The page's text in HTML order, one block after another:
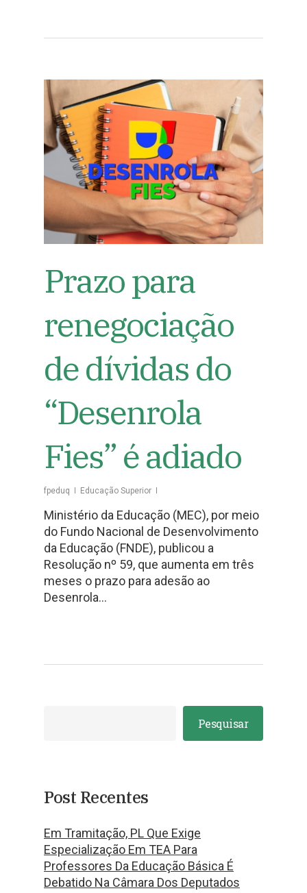
Prazo para
renegociação
de dívidas do
“Desenrola
Fies” é adiado
fpeduq Educação Superior
Ministério da Educação (MEC), por meio
do Fundo Nacional de Desenvolvimento
da Educação (FNDE), publicou a
Resolução nº 59, que aumenta em três
meses o prazo para adesão ao
Desenrola…
Pesquisar
Post Recentes
Em Tramitação, PL Que Exige
Especialização Em TEA Para
Professores Da Educação Básica É
Debatido Na Câmara Dos Deputados